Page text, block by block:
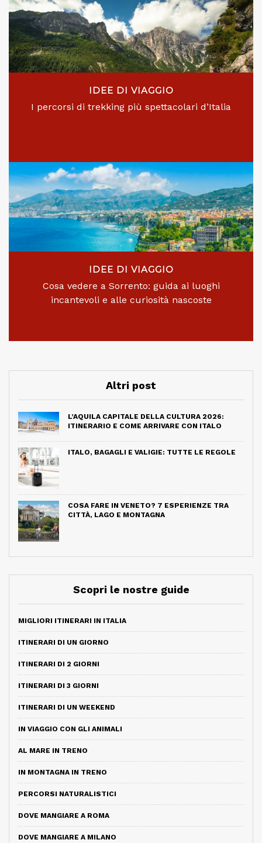
IDEE DI VIAGGIO
I percorsi di trekking più spettacolari d’Italia
IDEE DI VIAGGIO
Cosa vedere a Sorrento: guida ai luoghi
incantevoli e alle curiosità nascoste
Altri post
L’AQUILA CAPITALE DELLA CULTURA 2026:
ITINERARIO E COME ARRIVARE CON ITALO
ITALO, BAGAGLI E VALIGIE: TUTTE LE REGOLE
COSA FARE IN VENETO? 7 ESPERIENZE TRA
CITTÀ, LAGO E MONTAGNA
Scopri le nostre guide
MIGLIORI ITINERARI IN ITALIA
ITINERARI DI UN GIORNO
ITINERARI DI 2 GIORNI
ITINERARI DI 3 GIORNI
ITINERARI DI UN WEEKEND
IN VIAGGIO CON GLI ANIMALI
AL MARE IN TRENO
IN MONTAGNA IN TRENO
PERCORSI NATURALISTICI
DOVE MANGIARE A ROMA
DOVE MANGIARE A MILANO